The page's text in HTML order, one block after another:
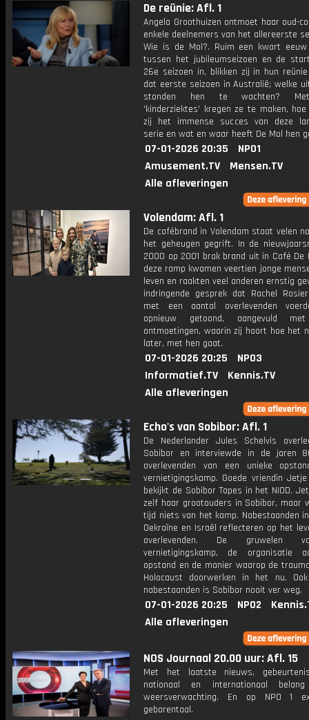
De reünie: Afl. 1
Angela Groothuizen ontmoet haar oud-
enkele deelnemers van het allereerste
Wie is de Mol?. Ruim een kwart
tussen het jubileumseizoen en de
26e seizoen in, blikken zij in hun
dat eerste seizoen in Australië; welke
stonden hen te wachten?
'kinderziektes' kregen ze te maken,
zij het immense succes van deze
serie en wat en waar heeft De Mol hen
07-01-2026 20:35
NPO1
Amusement.TV
Mensen.TV
Alle afleveringen
Volendam: Afl. 1
De cafébrand in Volendam staat velen
het geheugen gegrift. In de
2000 op 2001 brak brand uit in Café De
deze ramp kwamen veertien jonge
leven en raakten veel anderen ernstig
indringende gesprek dat Rachel
met een aantal overlevenden
opnieuw getoond, aangevuld
ontmoetingen, waarin zij hoort hoe het
later, met hen gaat.
07-01-2026 20:25
NPO3
Informatief.TV
Kennis.TV
Alle afleveringen
Echo's van Sobibor: Afl. 1
De Nederlander Jules Schelvis
Sobibor en interviewde in de jaren
overlevenden van een unieke
vernietigingskamp. Goede vriendin
bekijkt de Sobibor Tapes in het NIOD.
zelf haar grootouders in Sobibor, maar
tijd niets van het kamp. Nabestaanden
Oekraïne en Israël reflecteren op het
overlevenden. De gruwelen
vernietigingskamp, de organisatie
opstand en de manier waarop de
Holocaust doorwerken in het nu.
nabestaanden is Sobibor nooit ver weg.
07-01-2026 20:25 NPO2
Alle afleveringen
NOS Journaal 20.00 uur: Afl. 15
Met het laatste nieuws,
nationaal en internationaal
weersverwachting. En op NPO 1
gebarentaal.